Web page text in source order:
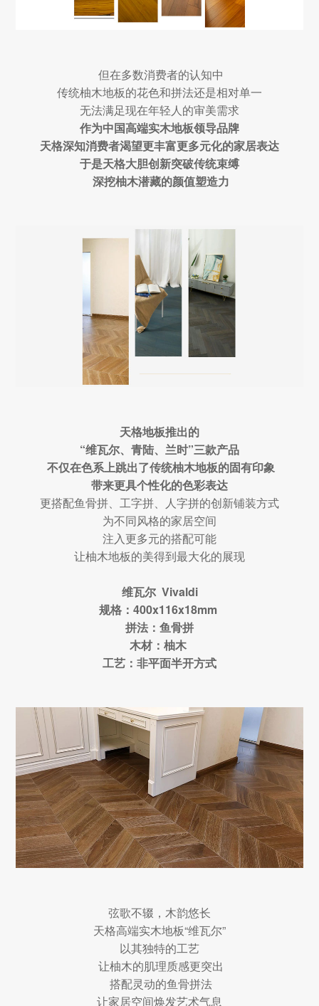
但在多数消费者的认知中
传统柚木地板的花色和拼法还是相对单一
无法满足现在年轻人的审美需求
作为中国高端实木地板领导品牌
天格深知消费者渴望更丰富更多元化的家居表达
于是天格大胆创新突破传统束缚
深挖柚木潜藏的颜值塑造力
天格地板推出的
“维瓦尔、青陆、兰时”三款产品
不仅在色系上跳出了传统柚木地板的固有印象
带来更具个性化的色彩表达
更搭配鱼骨拼、工字拼、人字拼的创新铺装方式
为不同风格的家居空间
注入更多元的搭配可能
让柚木地板的美得到最大化的展现
维瓦尔 Vivaldi
规格：400x116x18mm
拼法：鱼骨拼
木材：柚木
工艺：非平面半开方式
弦歌不辍，木韵悠长
天格高端实木地板“维瓦尔”
以其独特的工艺
让柚木的肌理质感更突出
搭配灵动的鱼骨拼法
让家居空间焕发艺术气息